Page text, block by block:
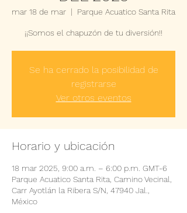
mar 18 de mar
  |
Parque Acuatico Santa Rita
¡¡Somos el chapuzón de tu diversión!!
Se ha cerrado la posibilidad de
registrarse
Ver otros eventos
Horario y ubicación
18 mar 2025, 9:00 a.m. – 6:00 p.m. GMT-6
Parque Acuatico Santa Rita, Camino Vecinal,
Carr Ayotlán la Ribera S/N, 47940 Jal.,
México